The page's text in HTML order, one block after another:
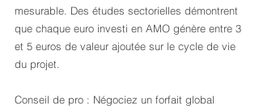
mesurable. Des études sectorielles démontrent
que chaque euro investi en AMO génère entre 3
et 5 euros de valeur ajoutée sur le cycle de vie
du projet.
Conseil de pro : Négociez un forfait global